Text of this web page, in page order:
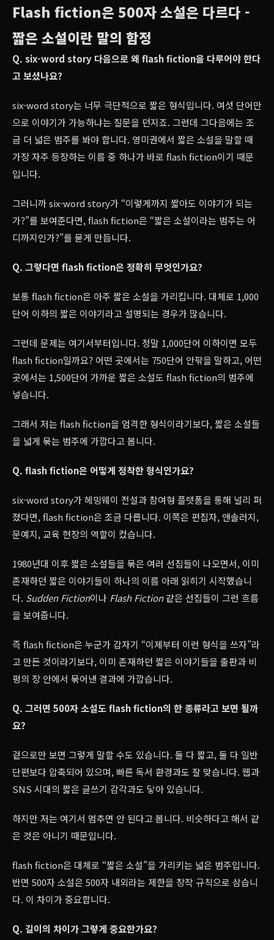
Flash fiction은 500자 소설은 다르다 -
짧은 소설이란 말의 함정
Q. six-word story 다음으로 왜 flash fiction을 다루어야 한다
고 보셨나요?
six-word story는 너무 극단적으로 짧은 형식입니다. 여섯 단어만
으로 이야기가 가능하냐는 질문을 던지죠. 그런데 그다음에는 조
금 더 넓은 범주를 봐야 합니다. 영미권에서 짧은 소설을 말할 때
가장 자주 등장하는 이름 중 하나가 바로 flash fiction이기 때문
입니다.
그러니까 six-word story가 “이렇게까지 짧아도 이야기가 되는
가?”를 보여준다면, flash fiction은 “짧은 소설이라는 범주는 어
디까지인가?”를 묻게 만듭니다.
Q. 그렇다면 flash fiction은 정확히 무엇인가요?
보통 flash fiction은 아주 짧은 소설을 가리킵니다. 대체로 1,000
단어 이하의 짧은 이야기라고 설명되는 경우가 많습니다.
그런데 문제는 여기서부터입니다. 정말 1,000단어 이하이면 모두
flash fiction일까요? 어떤 곳에서는 750단어 안팎을 말하고, 어떤
곳에서는 1,500단어 가까운 짧은 소설도 flash fiction의 범주에
넣습니다.
그래서 저는 flash fiction을 엄격한 형식이라기보다, 짧은 소설들
을 넓게 묶는 범주에 가깝다고 봅니다.
Q. flash fiction은 어떻게 정착한 형식인가요?
six-word story가 헤밍웨이 전설과 참여형 플랫폼을 통해 널리 퍼
졌다면, flash fiction은 조금 다릅니다. 이쪽은 편집자, 앤솔러지,
문예지, 교육 현장의 역할이 컸습니다.
1980년대 이후 짧은 소설들을 묶은 여러 선집들이 나오면서, 이미
존재하던 짧은 이야기들이 하나의 이름 아래 읽히기 시작했습니
다. Sudden Fiction이나 Flash Fiction같은 선집들이 그런 흐름
을 보여줍니다.
즉 flash fiction은 누군가 갑자기 “이제부터 이런 형식을 쓰자”라
고 만든 것이라기보다, 이미 존재하던 짧은 이야기들을 출판과 비
평의 장 안에서 묶어낸 결과에 가깝습니다.
Q. 그러면 500자 소설도 flash fiction의 한 종류라고 보면 될까
요?
겉으로만 보면 그렇게 말할 수도 있습니다. 둘 다 짧고, 둘 다 일반
단편보다 압축되어 있으며, 빠른 독서 환경과도 잘 맞습니다. 웹과
SNS 시대의 짧은 글쓰기 감각과도 닿아 있습니다.
하지만 저는 여기서 멈추면 안 된다고 봅니다. 비슷하다고 해서 같
은 것은 아니기 때문입니다.
flash fiction은 대체로 “짧은 소설”을 가리키는 넓은 범주입니다.
반면 500자 소설은 500자 내외라는 제한을 창작 규칙으로 삼습니
다. 이 차이가 중요합니다.
Q. 길이의 차이가 그렇게 중요한가요?